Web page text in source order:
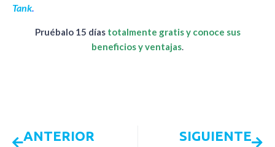
Tank.
Pruébalo 15 díastotalmente gratis y conoce sus
beneficios y ventajas.
ANTERIOR SIGUIENTE